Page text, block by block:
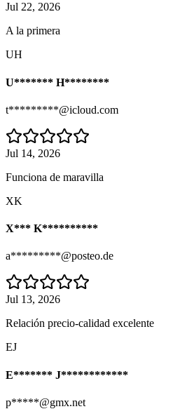
Jul 22, 2026
A la primera
UH
U******* H********
t*********@icloud.com
Jul 14, 2026
Funciona de maravilla
XK
X*** K**********
a*********@posteo.de
Jul 13, 2026
Relación precio-calidad excelente
EJ
E******* J************
p*****@gmx.net